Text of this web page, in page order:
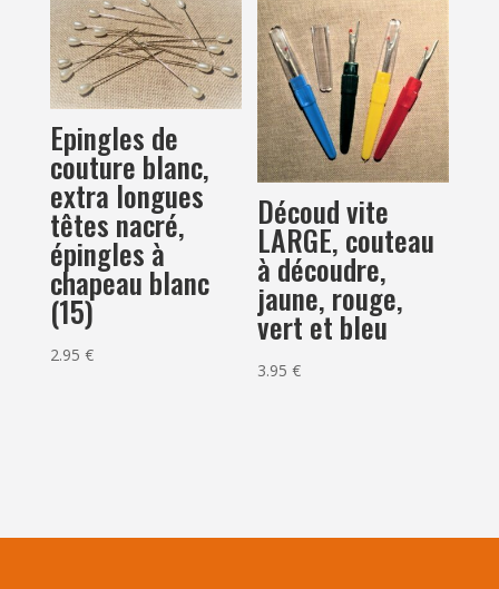
Epingles de
couture blanc,
extra longues
têtes nacré,
épingles à
chapeau blanc
(15)
2.95 €
Découd vite
LARGE, couteau
à découdre,
jaune, rouge,
vert et bleu
3.95€